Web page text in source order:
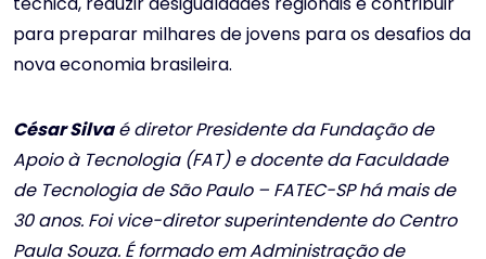
para preparar milhares de jovens para os desafios da
nova economia brasileira.
César Silvaé diretor Presidente da Fundação de
Apoio à Tecnologia (FAT) e docente da Faculdade
de Tecnologia de São Paulo – FATEC-SP há mais de
30 anos. Foi vice-diretor superintendente do Centro
Paula Souza. É formado em Administração de